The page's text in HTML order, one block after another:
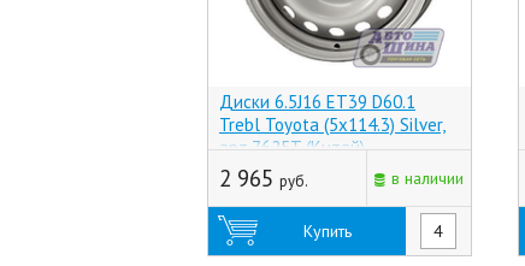
Диски 6.5J16 ET39 D60.1
Trebl Toyota (5x114.3) Silver,
арт.7625T (Китай)
2 965 руб. в наличии
Купить